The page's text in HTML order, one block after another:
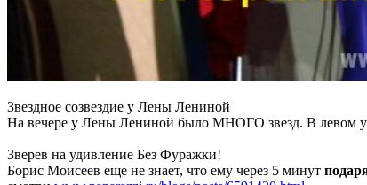
Звездное созвездие у Лены Лениной
На вечере у Лены Лениной было МНОГО звезд. В левом
Зверев на удивление Без Фуражки!
Борис Моисеев еще не знает, что ему через 5 минут